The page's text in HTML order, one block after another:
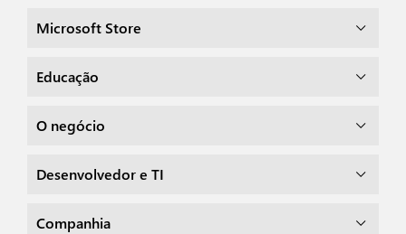
Microsoft Store
Educação
O negócio
Desenvolvedor e TI
Companhia